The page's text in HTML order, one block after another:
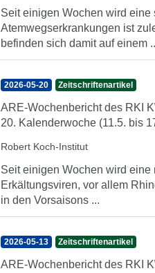
Seit einigen Wochen wird
Atemwegserkrankungen ist
befinden sich damit auf einem
2026-05-20 Zeitschriftenartikel
ARE-Wochenbericht des RKI
20. Kalenderwoche (11.5. bis
Robert Koch-Institut
Seit einigen Wochen wird
Erkältungsviren, vor allem
in den Vorsaisons ...
2026-05-13 Zeitschriftenartikel
ARE-Wochenbericht des RKI